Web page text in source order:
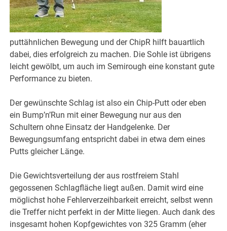
puttähnlichen Bewegung und der ChipR hilft bauartlich
dabei, dies erfolgreich zu machen. Die Sohle ist übrigens
leicht gewölbt, um auch im Semirough eine konstant gute
Performance zu bieten.
Der gewünschte Schlag ist also ein Chip-Putt oder eben
ein Bump’n’Run mit einer Bewegung nur aus den
Schultern ohne Einsatz der Handgelenke. Der
Bewegungsumfang entspricht dabei in etwa dem eines
Putts gleicher Länge.
Die Gewichtsverteilung der aus rostfreiem Stahl
gegossenen Schlagfläche liegt außen. Damit wird eine
möglichst hohe Fehlerverzeihbarkeit erreicht, selbst wenn
die Treffer nicht perfekt in der Mitte liegen. Auch dank des
insgesamt hohen Kopfgewichtes von 325 Gramm (eher